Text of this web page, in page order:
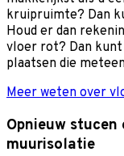
kruipruimte? Dan
Houd er dan
vloer rot? Dan
plaatsen die
Meer weten over
Opnieuw stucen
muurisolatie